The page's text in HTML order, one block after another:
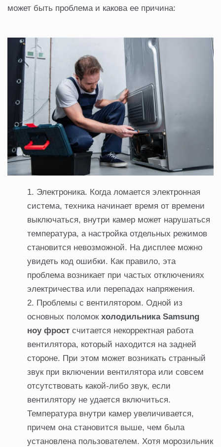
может быть проблема и какова ее причина:
Электроника. Когда ломается электронная
система, техника начинает время от времени
выключаться, внутри камер может нарушаться
температура, а настройка отдельных режимов
становится невозможной. На дисплее можно
увидеть код ошибки. Как правило, эта
проблема возникает при частых отключениях
электричества или перепадах напряжения.
Проблемы с вентилятором. Одной из
основных поломок холодильника Samsung
ноу фрост считается некорректная работа
вентилятора, который находится на задней
стороне. При этом может возникать странный
звук при включении вентилятора или совсем
отсутствовать какой-либо звук, если
вентилятору не удается включиться.
Температура внутри камер увеличивается,
причем она становится выше, чем была
установлена пользователем. Хотя морозильник